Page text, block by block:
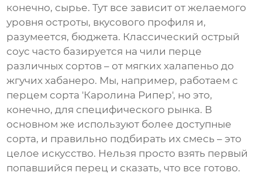
конечно, сырье. Тут все зависит от желаемого
уровня остроты, вкусового профиля и,
разумеется, бюджета. Классический острый
соус часто базируется на чили перце
различных сортов – от мягких халапеньо до
жгучих хабанеро. Мы, например, работаем с
перцем сорта 'Каролина Рипер', но это,
конечно, для специфического рынка. В
основном же используют более доступные
сорта, и правильно подбирать их смесь – это
целое искусство. Нельзя просто взять первый
попавшийся перец и сказать, что все готово.